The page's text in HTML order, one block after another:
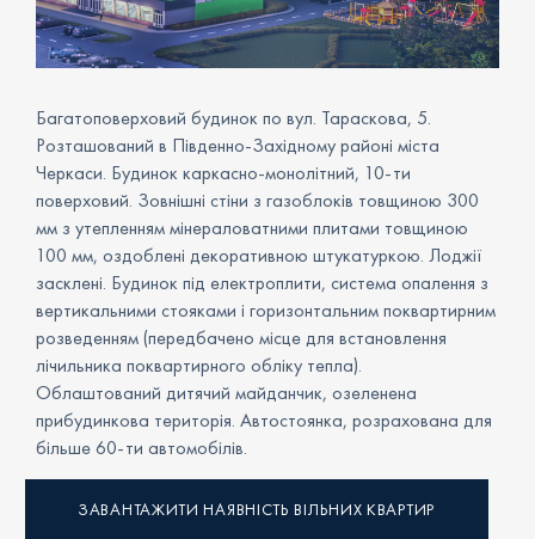
Багатоповерховий будинок по вул. Тараскова, 5.
Розташований в Південно-Західному районі міста
Черкаси. Будинок каркасно-монолітний, 10-ти
поверховий. Зовнішні стіни з газоблоків товщиною 300
мм з утепленням мінераловатними плитами товщиною
100 мм, оздоблені декоративною штукатуркою. Лоджії
засклені. Будинок під електроплити, система опалення з
вертикальними стояками і горизонтальним поквартирним
розведенням (передбачено місце для встановлення
лічильника поквартирного обліку тепла).
Облаштований дитячий майданчик, озеленена
прибудинкова територія. Автостоянка, розрахована для
більше 60-ти автомобілів.
ЗАВАНТАЖИТИ НАЯВНІСТЬ ВІЛЬНИХ КВАРТИР